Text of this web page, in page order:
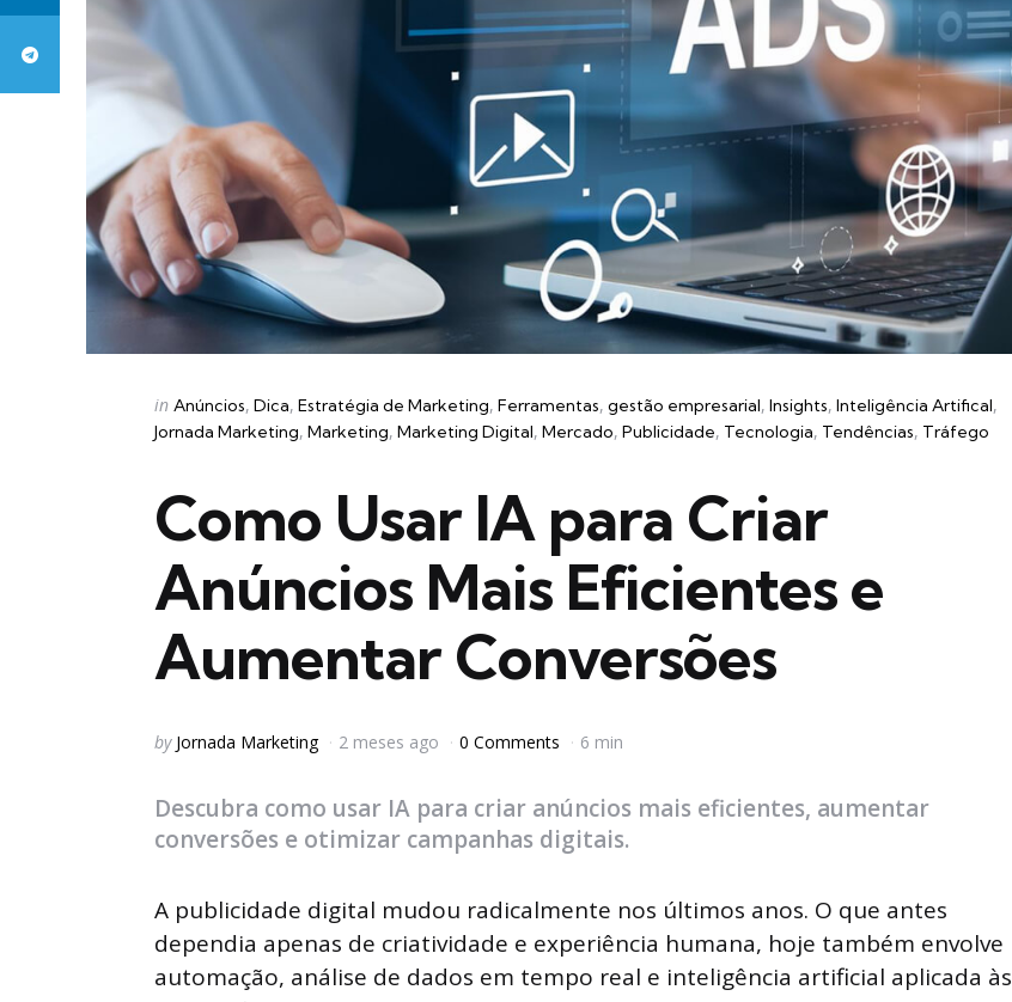
Categories
Posted
in
in Anúncios Dica Estratégia de Marketing Ferramentas gestão empresarial Insights Inteligência Artifical
Jornada Marketing Marketing Marketing Digital Mercado Publicidade Tecnologia Tendências Tráfego
Como Usar IA para Criar
Anúncios Mais Eficientes e
Aumentar Conversões
Posted
by Jornada Marketing 2 meses ago 0 Comments 6 min
Descubra como usar IA para criar anúncios mais eficientes, aumentar
conversões e otimizar campanhas digitais.
A publicidade digital mudou radicalmente nos últimos anos. O que antes
dependia apenas de criatividade e experiência humana, hoje também envolve
automação, análise de dados em tempo real e inteligência artificial aplicada às